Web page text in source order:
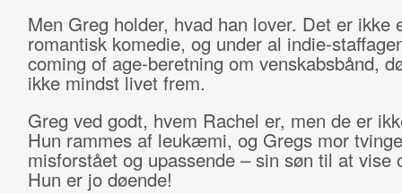
Men Greg holder, hvad han lover. Det er ikke
romantisk komedie, og under al indie-
coming of age-beretning om venskabsbånd,
ikke mindst livet frem.
Greg ved godt, hvem Rachel er, men de er
Hun rammes af leukæmi, og Gregs mor
misforstået og upassende – sin søn til at vise
Hun er jo døende!